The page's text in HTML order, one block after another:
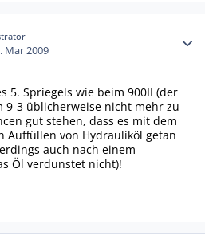
Mar 2009
5. Spriegels wie beim 900II (der
9-3 üblicherweise nicht mehr zu
gut stehen, dass es mit dem
Auffüllen von Hydrauliköl getan
auch nach einem
Öl verdunstet nicht)!